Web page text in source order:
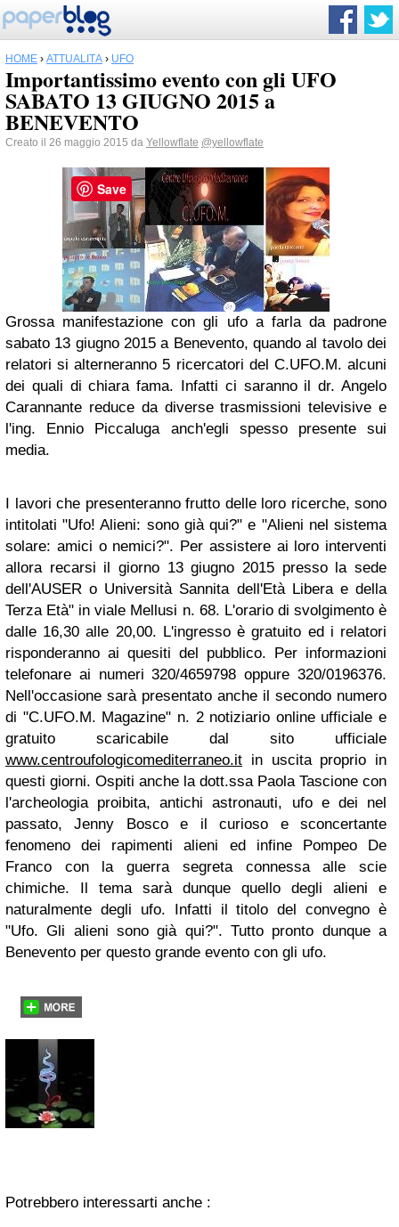
HOME › ATTUALITÀ › UFO
Importantissimo evento con gli UFO
SABATO 13 GIUGNO 2015 a
BENEVENTO
Creato il 26 maggio 2015 da Yellowflate @yellowflate
Grossa manifestazione con gli ufo a farla da padrone
sabato 13 giugno 2015 a Benevento, quando al tavolo dei
relatori si alterneranno 5 ricercatori del C.UFO.M. alcuni
dei quali di chiara fama. Infatti ci saranno il dr. Angelo
Carannante reduce da diverse trasmissioni televisive e
l'ing. Ennio Piccaluga anch'egli spesso presente sui
media.
I lavori che presenteranno frutto delle loro ricerche, sono
intitolati "Ufo! Alieni: sono già qui?" e "Alieni nel sistema
solare: amici o nemici?". Per assistere ai loro interventi
allora recarsi il giorno 13 giugno 2015 presso la sede
dell'AUSER o Università Sannita dell'Età Libera e della
Terza Età" in viale Mellusi n. 68. L'orario di svolgimento è
dalle 16,30 alle 20,00. L'ingresso è gratuito ed i relatori
risponderanno ai quesiti del pubblico. Per informazioni
telefonare ai numeri 320/4659798 oppure 320/0196376.
Nell'occasione sarà presentato anche il secondo numero
di "C.UFO.M. Magazine" n. 2 notiziario online ufficiale e
gratuito scaricabile dal sito ufficiale
www.centroufologicomediterraneo.it in uscita proprio in
questi giorni. Ospiti anche la dott.ssa Paola Tascione con
l'archeologia proibita, antichi astronauti, ufo e dei nel
passato, Jenny Bosco e il curioso e sconcertante
fenomeno dei rapimenti alieni ed infine Pompeo De
Franco con la guerra segreta connessa alle scie
chimiche. Il tema sarà dunque quello degli alieni e
naturalmente degli ufo. Infatti il titolo del convegno è
"Ufo. Gli alieni sono già qui?". Tutto pronto dunque a
Benevento per questo grande evento con gli ufo.
Potrebbero interessarti anche :
Save